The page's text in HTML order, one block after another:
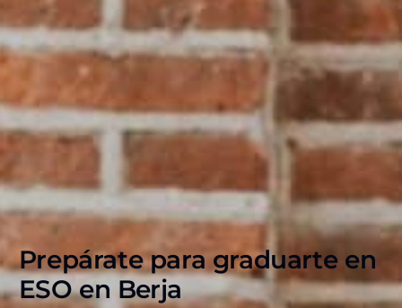
Prepárate para graduarte en
ESO en Berja